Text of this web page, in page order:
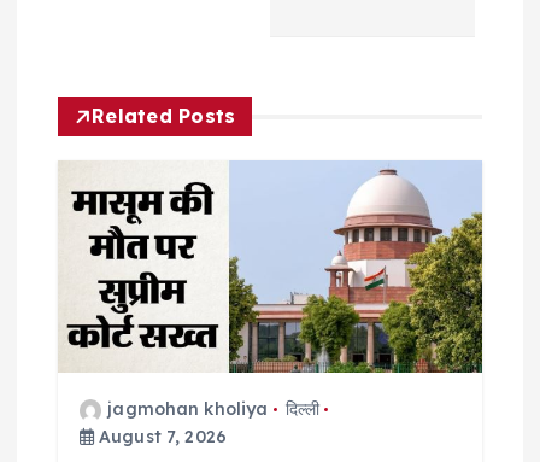
v
Related Posts
jagmohan kholiya
दिल्ली
August 7, 2026